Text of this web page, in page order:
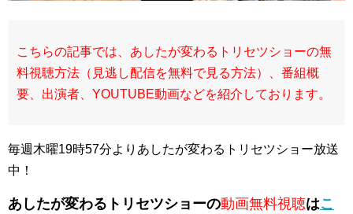
こちらの記事では、あしたが変わるトリセツショーの無
料視聴方法（見逃し配信を無料で見る方法）、番組概
要、出演者、YOUTUBE動画などを紹介しております。
毎週木曜19時57分よりあしたが変わるトリセツショー放送
中！
あしたが変わるトリセツショーの動画無料視聴はこ